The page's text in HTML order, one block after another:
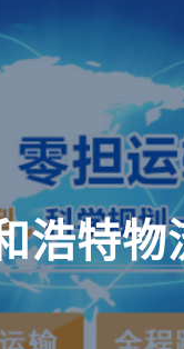
浩特